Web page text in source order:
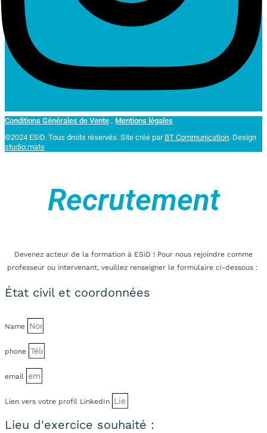
Conditions Générales de Vente . Mentions légales
©2024 ESiD. Tous droits réservés. Site créé par BT Communication. Design
studio:mate
Recrutement
Devenez acteur de la formation à ESiD ! Pour nous rejoindre comme
professeur ou intervenant, veuillez renseigner le formulaire ci-dessous :
État civil et coordonnées
Name
phone
email
Lien vers votre profil LinkedIn
Lieu d'exercice souhaité :